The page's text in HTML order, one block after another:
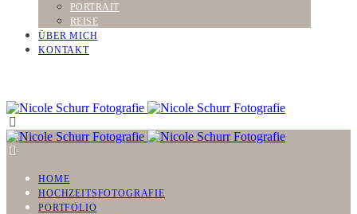
PORTRAIT
REISE
ÜBER MICH
KONTAKT
HOME
HOCHZEITSFOTOGRAFIE
PORTFOLIO